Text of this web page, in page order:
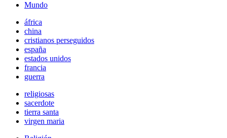
Mundo
áfrica
china
cristianos perseguidos
españa
estados unidos
francia
guerra
religiosas
sacerdote
tierra santa
virgen maria